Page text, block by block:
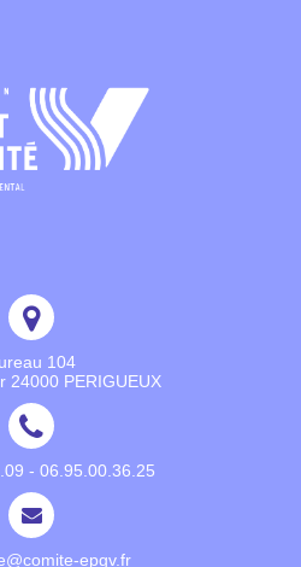
104
24000 PERIGUEUX
- 06.95.00.36.25
epgv.fr